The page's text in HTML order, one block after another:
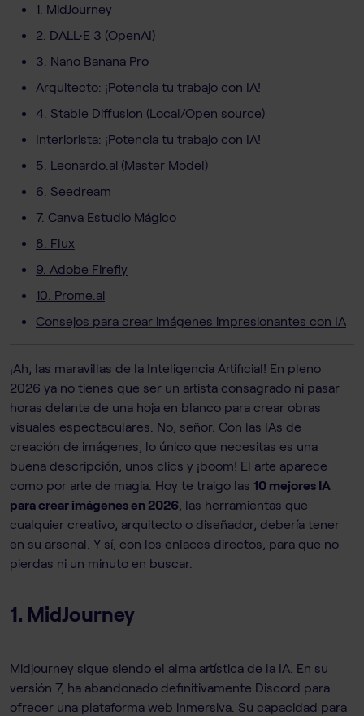
1. MidJourney
2. DALL·E 3 (OpenAI)
3. Nano Banana Pro
Arquitecto: ¡Potencia tu trabajo con IA!
4. Stable Diffusion (Local/Open source)
Interiorista: ¡Potencia tu trabajo con IA!
5. Leonardo.ai (Master Model)
6. Seedream
7. Canva Estudio Mágico
8. Flux
9. Adobe Firefly
10. Prome.ai
Consejos para crear imágenes impresionantes con IA
¡Ah, las maravillas de la Inteligencia Artificial! En pleno
2026 ya no tienes que ser un artista consagrado ni pasar
horas delante de una hoja en blanco para crear obras
visuales espectaculares. No, señor. Con las IAs de
creación de imágenes, lo único que necesitas es una
buena descripción, unos clics y ¡boom! El arte aparece
como por arte de magia. Hoy te traigo las 10 mejores IA
para crear imágenes en 2026 , las herramientas que
cualquier creativo, arquitecto o diseñador, debería tener
en su arsenal. Y sí, con los enlaces directos, para que no
pierdas ni un minuto en buscar.
1. MidJourney
Midjourney sigue siendo el alma artística de la IA. En su
versión 7, ha abandonado definitivamente Discord para
ofrecer una plataforma web inmersiva. Su capacidad para